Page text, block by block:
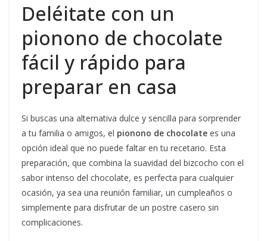
Deléitate con un
pionono de chocolate
fácil y rápido para
preparar en casa
Si buscas una alternativa dulce y sencilla para sorprender
a tu familia o amigos, el pionono de chocolate es una
opción ideal que no puede faltar en tu recetario. Esta
preparación, que combina la suavidad del bizcocho con el
sabor intenso del chocolate, es perfecta para cualquier
ocasión, ya sea una reunión familiar, un cumpleaños o
simplemente para disfrutar de un postre casero sin
complicaciones.